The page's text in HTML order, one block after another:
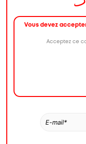
Vous devez
Acceptez ce
Charte de confidentialité